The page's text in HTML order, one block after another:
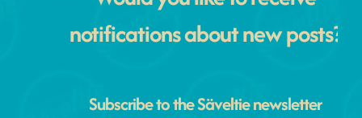
notifications about new posts?
Subscribe to the Säveltie newsletter